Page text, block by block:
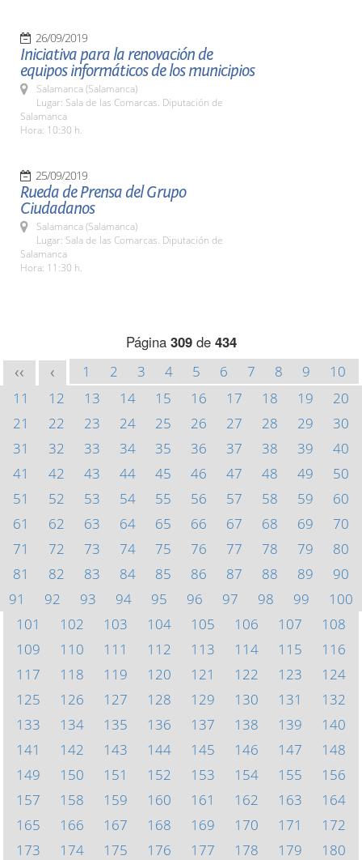
26/09/2019
Iniciativa para la renovación de
equipos informáticos de los municipios
Salamanca (Salamanca)
Lugar: Sala de las Comarcas. Diputación de
Salamanca
Hora: 10:30 h.
25/09/2019
Rueda de Prensa del Grupo
Ciudadanos
Salamanca (Salamanca)
Lugar: Sala de las Comarcas. Diputación de
Salamanca
Hora: 11:30 h.
Página 309de 434
<< < 1 2 3 4 5 6 7 8 9
10
11
12 13 14 15 16 17 18 19
20
21
22 23 24 25 26 27 28 29
30
31
32 33 34 35 36 37 38 39
40
41
42 43 44 45 46 47 48 49
50
51
52 53 54 55 56 57 58 59
60
61
62 63 64 65 66 67 68 69
70
71
72 73 74 75 76 77 78 79
80
81
82 83 84 85 86 87 88 89
90
91
92 93 94 95 96 97 98 99
100
101
102 103 104 105 106 107
108
109
110 111 112 113 114 115
116
117
118 119 120 121 122 123
124
125
126 127 128 129 130 131
132
133
134 135 136 137 138 139
140
141
142 143 144 145 146 147
148
149
150 151 152 153 154 155
156
157
158 159 160 161 162 163
164
165
166 167 168 169 170 171
172
173
174 175 176 177 178 179
180